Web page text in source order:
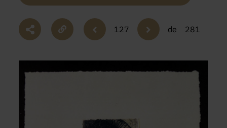
127 de 281